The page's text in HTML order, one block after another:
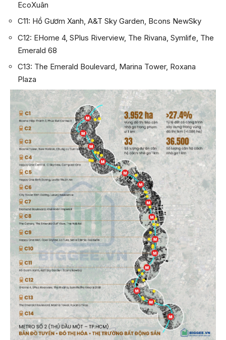
EcoXuân
C11: Hồ Gươm Xanh, A&T Sky Garden, Bcons NewSky
C12: EHome 4, SPlus Riverview, The Rivana, Symlife, The
Emerald 68
C13: The Emerald Boulevard, Marina Tower, Roxana
Plaza